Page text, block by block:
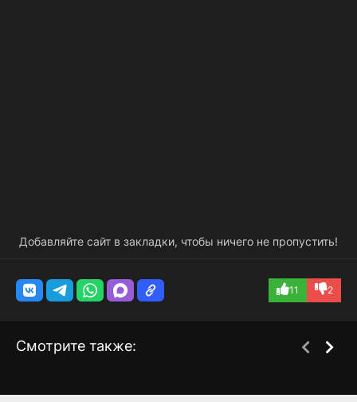
Добавляйте сайт в закладки, чтобы ничего не пропустить!
11 2
Смотрите также: